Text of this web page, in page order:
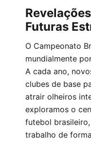
Futuras
O Campeonato
mundialmente
A cada ano,
clubes de base
atrair olheiros
exploramos o
futebol
trabalho de